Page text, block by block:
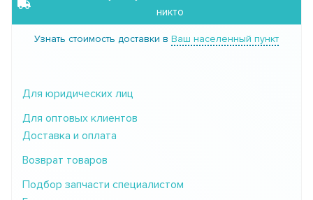
никто
Узнать стоимость доставки в Ваш населенный пункт
Для юридических лиц
Для оптовых клиентов
Доставка и оплата
Возврат товаров
Подбор запчасти специалистом